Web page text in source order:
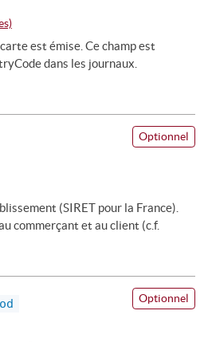
est émise. Ce champ est
dans les journaux.
Optionnel
(SIRET pour la France).
commerçant et au client (c.f.
Optionnel